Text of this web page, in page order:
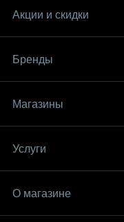
Акции и скидки
Бренды
Магазины
Услуги
О магазине